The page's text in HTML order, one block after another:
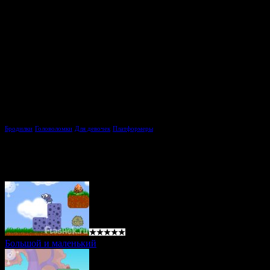
Бродилки Головоломки Для девочек Платформеры
Большой и маленький